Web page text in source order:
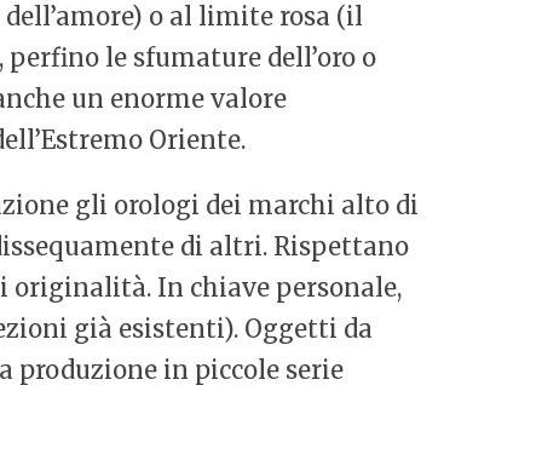
o al limite rosa (il
le sfumature dell’oro o
un enorme valore
Oriente.
gli orologi dei marchi alto di
di altri. Rispettano
originalità. In chiave personale,
già esistenti). Oggetti da
produzione in piccole serie